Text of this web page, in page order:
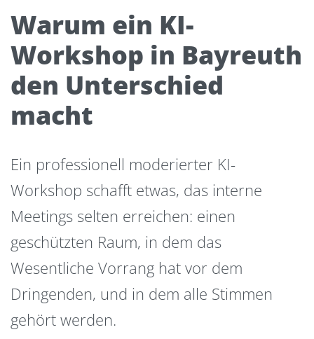
Warum ein KI-
Workshop in Bayreuth
den Unterschied
macht
Ein professionell moderierter KI-
Workshop schafft etwas, das interne
Meetings selten erreichen: einen
geschützten Raum, in dem das
Wesentliche Vorrang hat vor dem
Dringenden, und in dem alle Stimmen
gehört werden.